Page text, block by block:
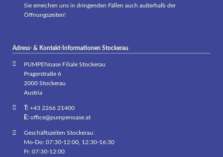
Sie erreichen uns in dringenden Fällen auch außerhalb der
Öffnungszeiten!
Adress- & Kontakt-Informationen Stockerau
PUMPENoase Filiale Stockerau
Pragerstraße 6
2000 Stockerau
Austria
T:+43 2266 21400
E: office@pumpenoase.at
Geschäftszeiten Stockerau:
Mo-Do: 07:30-12:00, 12:30-16:30
Fr: 07:30-12:00